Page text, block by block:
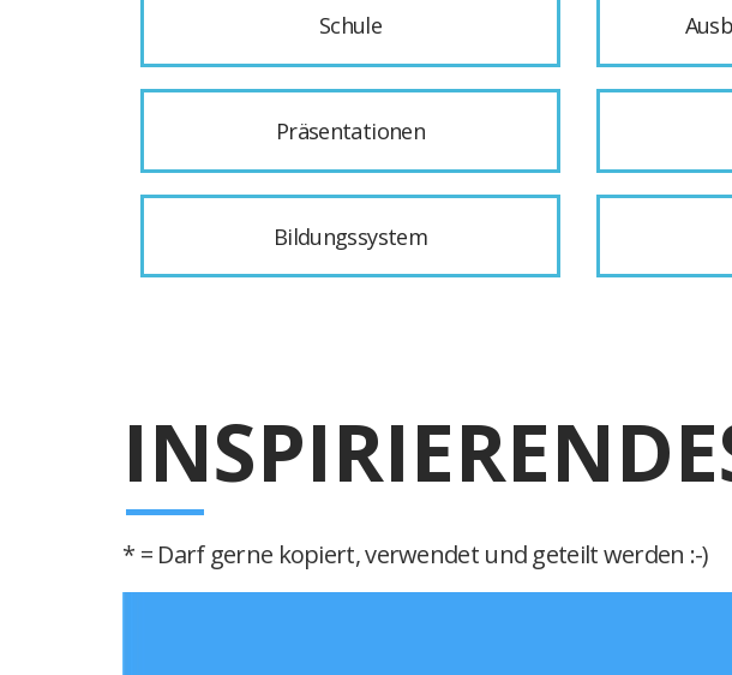
Schule
Präsentationen
Bildungssystem
* = Darf gerne kopiert, verwendet und geteilt werden :-)